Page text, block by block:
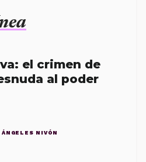
el crimen de
al poder
NIVÓN